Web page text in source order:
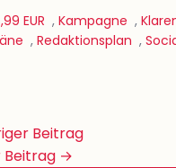
EUR , Kampagne ,
, Redaktionsplan ,
Beitrag
Beitrag →